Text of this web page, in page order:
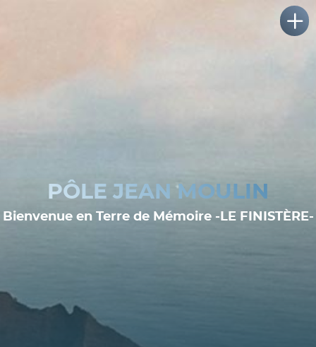
PÔLE JEAN MOULIN
Bienvenue en Terre de Mémoire -LE FINISTÈRE-